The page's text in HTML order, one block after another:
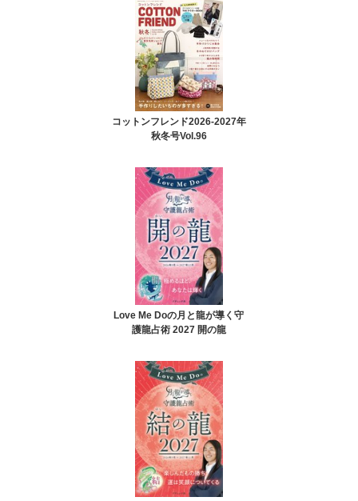
コットンフレンド2026-2027年
秋冬号Vol.96
Love Me Doの月と龍が導く守
護龍占術 2027 開の龍